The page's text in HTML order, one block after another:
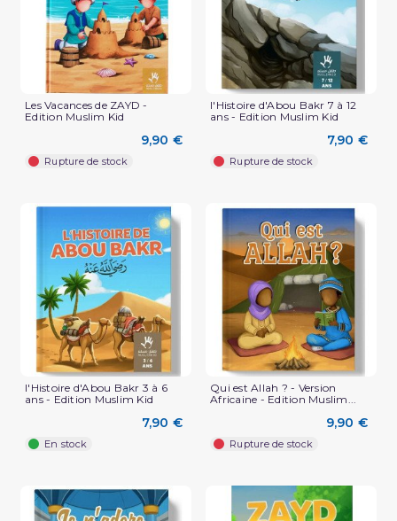
Les Vacances de ZAYD -
Edition Muslim Kid
9,90 €
Rupture de stock
l'Histoire d'Abou Bakr 7 à 12
ans - Edition Muslim Kid
7,90 €
Rupture de stock
l'Histoire d'Abou Bakr 3 à 6
ans - Edition Muslim Kid
7,90 €
En stock
Qui est Allah ? - Version
Africaine - Edition Muslim...
9,90 €
Rupture de stock